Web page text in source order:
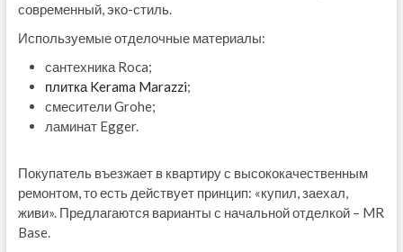
современный, эко-стиль.
Используемые отделочные материалы:
сантехника Roca;
плитка Kerama Marazzi;
смесители Grohe;
ламинат Egger.
Покупатель въезжает в квартиру с высококачественным
ремонтом, то есть действует принцип: «купил, заехал,
живи». Предлагаются варианты с начальной отделкой – MR
Base.